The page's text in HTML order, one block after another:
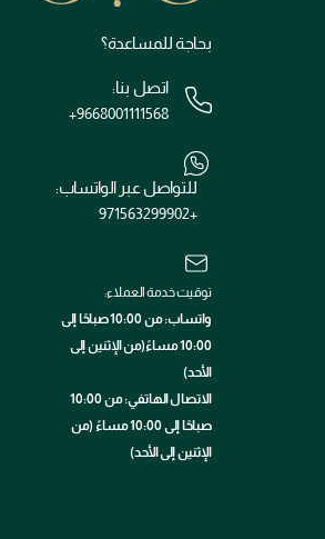
بحاجة للمساعدة؟
اتصل بنا:
+9668001111568
للتواصل عبر الواتساب:
+971563299902
توقيت خدمة العملاء:
واتساب: من 10:00 صباحًا إلى
10:00 مساءً(من الإثنين إلى
الأحد)
الاتصال الهاتفي: من 10:00
صباحًا إلى 10:00 مساءً (من
الإثنين إلى الأحد)